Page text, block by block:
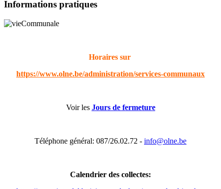
Informations pratiques
Horaires sur
https://www.olne.be/administration/services-communaux
Voir les Jours de fermeture
Téléphone général: 087/26.02.72 - info@olne.be
Calendrier des collectes: